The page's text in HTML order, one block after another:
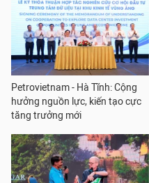
Petrovietnam - Hà Tĩnh: Cộng
hưởng nguồn lực, kiến tạo cực
tăng trưởng mới